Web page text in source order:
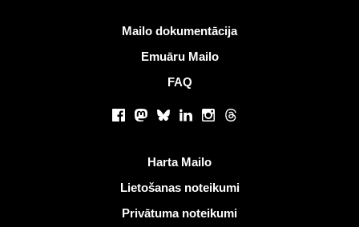
Mailo dokumentācija
Emuāru Mailo
FAQ
Facebook
Mastodon
BlueskyLinkedInInstagram
Threads
Harta Mailo
Lietošanas noteikumi
Privātuma noteikumi